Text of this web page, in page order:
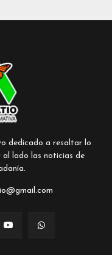
dedicado a resaltar lo
al lado las noticias de